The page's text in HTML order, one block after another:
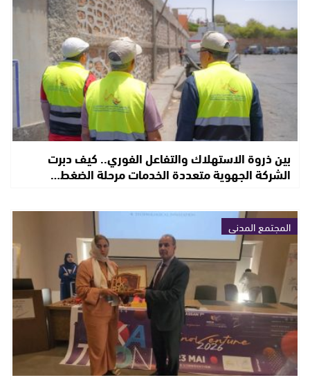
بين ذروة الاستهلاك والتفاعل الفوري.. كيف دبرت
الشركة الجهوية متعددة الخدمات مرحلة الضغط…
المجتمع المدني